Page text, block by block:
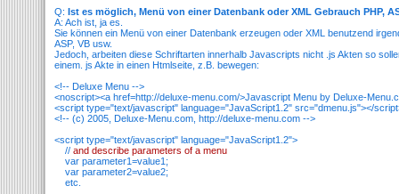
Q: Ist es möglich, Menü von einer Datenbank oder XML Gebrauch PHP,
A: Ach ist, ja es.
Sie können ein Menü von einer Datenbank erzeugen oder XML benutzend
ASP, VB usw.
Jedoch, arbeiten diese Schriftarten innerhalb Javascripts nicht .js Akten so
einem. js Akte in einen Htmlseite, z.B. bewegen:
<!-- Deluxe Menu -->
<noscript><a href=http://deluxe-menu.com/>Javascript Menu by Deluxe-
<script type="text/javascript" language="JavaScript1.2" src="dmenu.js"></
<!-- (c) 2005, Deluxe-Menu.com, http://deluxe-menu.com -->
<script type="text/javascript" language="JavaScript1.2">
// and describe parameters of a menu
var parameter1=value1;
var parameter2=value2;
etc.